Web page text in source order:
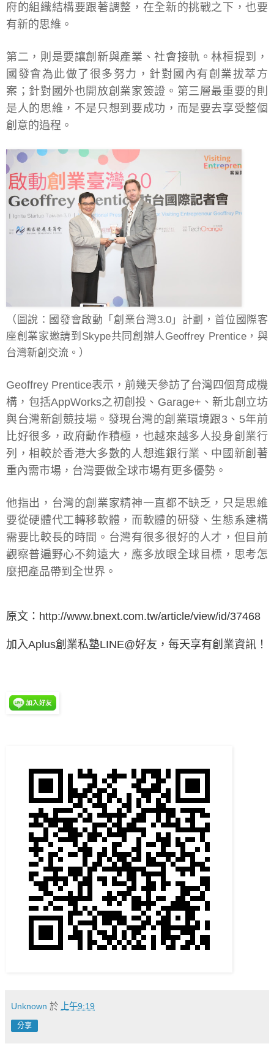
府的組織結構要跟著調整，在全新的挑戰之下，也要
有新的思維。
第二，則是要讓創新與產業、社會接軌。林桓提到，
國發會為此做了很多努力，針對國內有創業拔萃方
案；針對國外也開放創業家簽證。第三層最重要的則
是人的思維，不是只想到要成功，而是要去享受整個
創意的過程。
（圖說：國發會啟動「創業台灣3.0」計劃，首位國際客
座創業家邀請到Skype共同創辦人Geoffrey Prentice，與
台灣新創交流。）
Geoffrey Prentice表示，前幾天參訪了台灣四個育成機
構，包括AppWorks之初創投、Garage+、新北創立坊
與台灣新創競技場。發現台灣的創業環境跟3、5年前
比好很多，政府動作積極，也越來越多人投身創業行
列，相較於香港大多數的人想進銀行業、中國新創著
重內需市場，台灣要做全球市場有更多優勢。
他指出，台灣的創業家精神一直都不缺乏，只是思維
要從硬體代工轉移軟體，而軟體的研發、生態系建構
需要比較長的時間。台灣有很多很好的人才，但目前
觀察普遍野心不夠遠大，應多放眼全球目標，思考怎
麼把產品帶到全世界。
原文： http://www.bnext.com.tw/article/view/id/37468
加入Aplus創業私塾LINE@好友，每天享有創業資訊！
Unknown 於 上午9:19
分享